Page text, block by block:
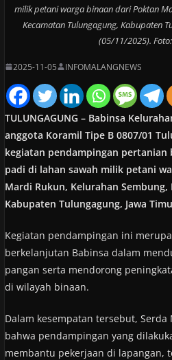
milik petani warga binaan dari Poktan
Kecamatan Tulungagung, Kabupaten
(05/11/2025).
2025-11-05 INFOMALANGNEWS
TULUNGAGUNG – Babinsa
anggota Koramil Tipe B 0807/01
kegiatan pendampingan
padi di lahan sawah milik petani
Mardi Rukun, Kelurahan
Kabupaten Tulungagung, Jawa
Kegiatan pendampingan ini
berkelanjutan Babinsa dalam
pangan serta mendorong
di wilayah binaan.
Dalam kesempatan tersebut,
bahwa pendampingan yang
membantu pekerjaan di lapangan,